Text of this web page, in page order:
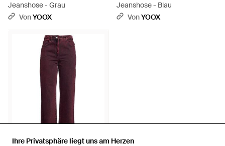
Ihre Privatsphäre liegt uns am Herzen
Ihre Privatsphäre liegt uns am Herzen
Jeanshose - Grau
VonYOOX
Jeanshose - Blau
VonYOOX